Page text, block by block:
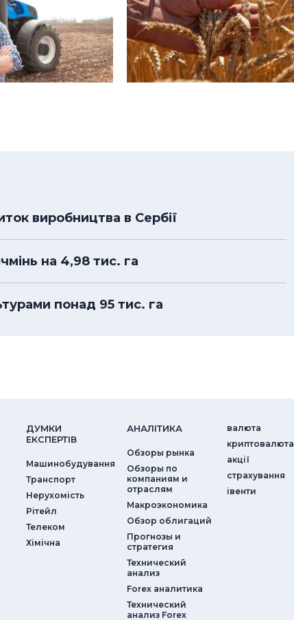
виробництва в Сербії
на 4,98 тис. га
понад 95 тис. га
ДУМКИ
ЕКСПЕРТIВ
Машинобудування
Транспорт
Нерухомість
Рітейл
Телеком
Хімічна
АНАЛIТИКА
Обзоры рынка
Обзоры по
компаниям и
отраслям
Макроэкономика
Обзор облигаций
Прогнозы и
стратегия
Технический
анализ
Forex аналитика
Технический
анализ Forex
валюта
криптовалюта
акції
страхування
iвенти